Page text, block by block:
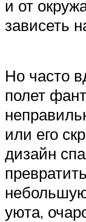
и от
зависеть
Но часто
полет
или его
дизайн
уюта,